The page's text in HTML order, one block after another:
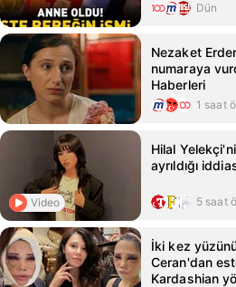
Dün
Nezaket
numaraya
Haberleri
1 saat
Video
Hilal
ayrıldığı
5 saat
İki kez
Ceran'dan
Kardashian